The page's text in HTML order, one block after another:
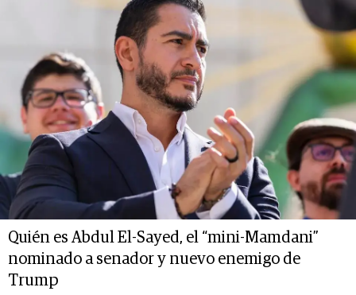
Quién es Abdul El-Sayed, el “mini-Mamdani”
nominado a senador y nuevo enemigo de
Trump